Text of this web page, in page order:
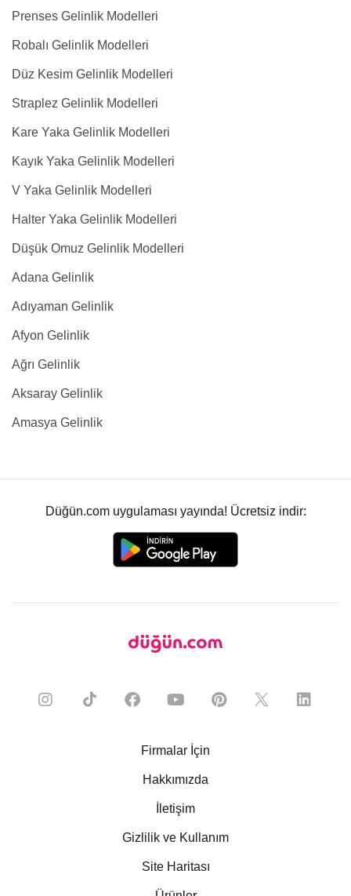
Prenses Gelinlik Modelleri
Robalı Gelinlik Modelleri
Düz Kesim Gelinlik Modelleri
Straplez Gelinlik Modelleri
Kare Yaka Gelinlik Modelleri
Kayık Yaka Gelinlik Modelleri
V Yaka Gelinlik Modelleri
Halter Yaka Gelinlik Modelleri
Düşük Omuz Gelinlik Modelleri
Adana Gelinlik
Adıyaman Gelinlik
Afyon Gelinlik
Ağrı Gelinlik
Aksaray Gelinlik
Amasya Gelinlik
Düğün.com uygulaması yayında! Ücretsiz indir:
Firmalar İçin
Hakkımızda
İletişim
Gizlilik ve Kullanım
Site Haritası